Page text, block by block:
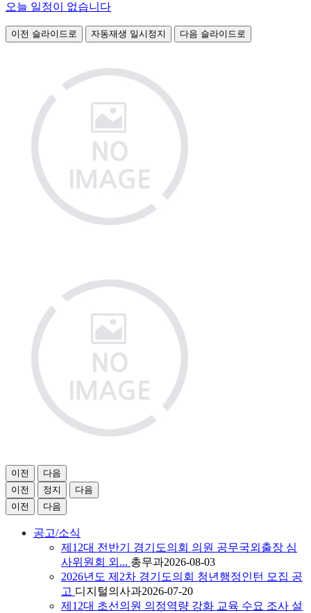
오늘 일정이 없습니다
이전 슬라이드로 자동재생 일시정지 다음 슬라이드로
이전
다음
이전
정지
다음
이전
다음
공고/소식
제12대 전반기 경기도의회 의원 공무국외출장 심
사위원회 외... 총무과2026-08-03
2026년도 제2차 경기도의회 청년행정인턴 모집 공
고 디지털의사과2026-07-20
제12대 초선의원 의정역량 강화 교육 수요 조사 설